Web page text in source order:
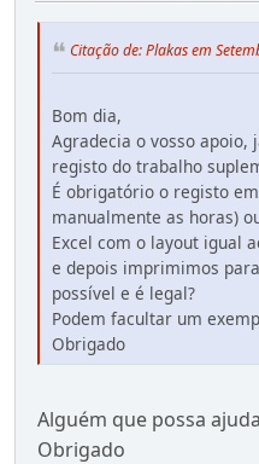
Citação de: Plakas em
Bom dia,
Agradecia o vosso apoio,
registo do trabalho
É obrigatório o registo
manualmente as horas)
Excel com o layout igual
e depois imprimimos
possível e é legal?
Podem facultar um
Obrigado
Alguém que possa
Obrigado